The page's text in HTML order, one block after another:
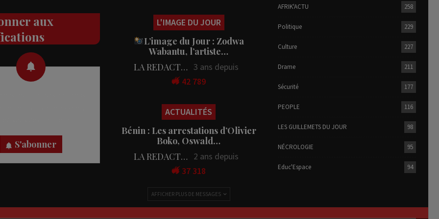
aux
S'abonner
L'IMAGE DU JOUR
L’image du Jour : Zodwa
Wabantu, l’artiste…
LA REDACTION 3 ans depuis
42 789
ACTUALITÉS
Bénin : Les arrestations d’Olivier
Boko, Oswald…
LA REDACTION
2 ans depuis
37 318
AFFICHER PLUS DE MESSAGES
AFRIK'ACTU 258
Politique 229
Culture 227
Drame 211
Sécurité 177
PEOPLE 116
LES GUILLEMETS DU JOUR 98
NÉCROLOGIE 95
Educ'Espace 94